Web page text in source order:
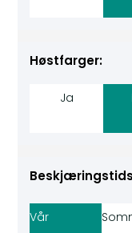
Høstfarger:
Ja
Vår